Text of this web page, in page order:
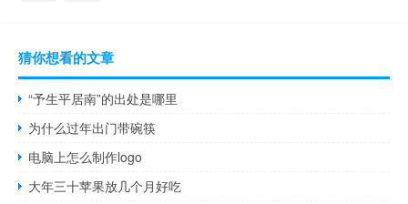
猜你想看的文章
“予生平居南”的出处是哪里
为什么过年出门带碗筷
电脑上怎么制作logo
大年三十苹果放几个月好吃